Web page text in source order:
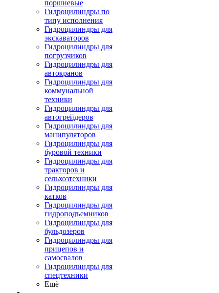
поршневые
Гидроцилиндры по
типу исполнения
Гидроцилиндры для
экскаваторов
Гидроцилиндры для
погрузчиков
Гидроцилиндры для
автокранов
Гидроцилиндры для
коммунальной
техники
Гидроцилиндры для
автогрейдеров
Гидроцилиндры для
манипуляторов
Гидроцилиндры для
буровой техники
Гидроцилиндры для
тракторов и
сельхозтехники
Гидроцилиндры для
катков
Гидроцилиндры для
гидроподъемников
Гидроцилиндры для
бульдозеров
Гидроцилиндры для
прицепов и
самосвалов
Гидроцилиндры для
спецтехники
Ещё